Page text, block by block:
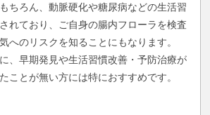
ちろん、動脈硬化や糖尿病などの生活習
れており、ご自身の腸内フローラを検査
へのリスクを知ることにもなります。
、早期発見や生活習慣改善・予防治療が
ことが無い方には特におすすめです。